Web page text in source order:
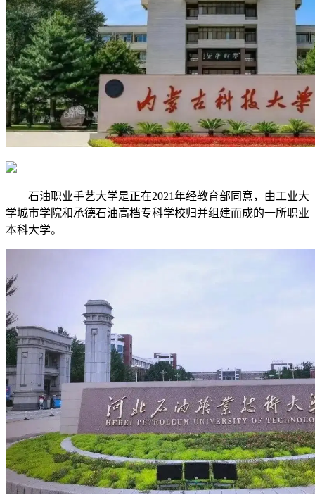
石油职业手艺大学是正在2021年经教育部同意，由工业大
学城市学院和承德石油高档专科学校归并组建而成的一所职业
本科大学。